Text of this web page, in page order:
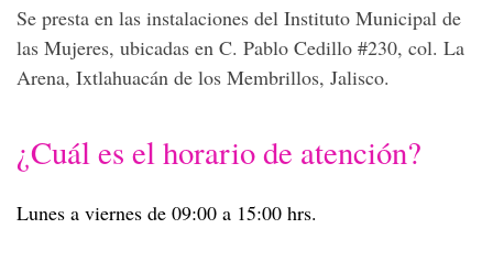
Se presta en las instalaciones del Instituto Municipal de
las Mujeres, ubicadas en C. Pablo Cedillo #230, col. La
Arena, Ixtlahuacán de los Membrillos, Jalisco.
¿Cuál es el horario de atención?
Lunes a viernes de 09:00 a 15:00 hrs.